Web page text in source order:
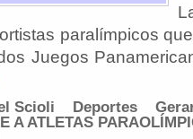
paralímpicos
Juegos
Scioli Deportes
A ATLETAS